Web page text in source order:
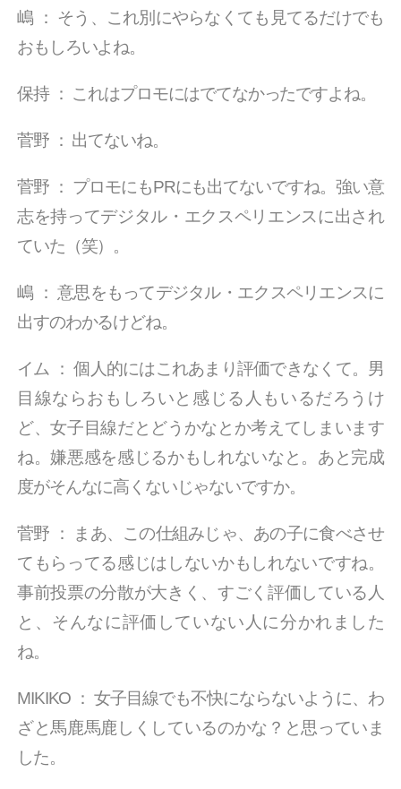
嶋 ： そう、これ別にやらなくても見てるだけでも
おもしろいよね。
保持： これはプロモにはでてなかったですよね。
菅野： 出てないね。
菅野 ： プロモにもPRにも出てないですね。強い意
志を持ってデジタル・エクスペリエンスに出され
ていた（笑）。
嶋 ：意思をもってデジタル・エクスペリエンスに
出すのわかるけどね。
イム ：個人的にはこれあまり評価できなくて。男
目線ならおもしろいと感じる人もいるだろうけ
ど、女子目線だとどうかなとか考えてしまいます
ね。嫌悪感を感じるかもしれないなと。あと完成
度がそんなに高くないじゃないですか。
菅野 ：
まあ、この仕組みじゃ、あの子に食べさせ
てもらってる感じはしないかもしれないですね。
事前投票の分散が大きく、すごく評価している人
と、そんなに評価していない人に分かれました
ね。
MIKIKO ：女子目線でも不快にならないように、わ
ざと馬鹿馬鹿しくしているのかな？と思っていま
した。